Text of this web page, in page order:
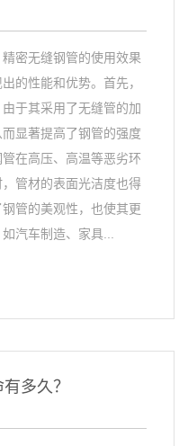
密无缝钢管的使用效果
的性能和优势。首先，
于其采用了无缝管的加
显著提高了钢管的强度
在高压、高温等恶劣环
管材的表面光洁度也得
管的美观性，也使其更
汽车制造、家具...
多久？